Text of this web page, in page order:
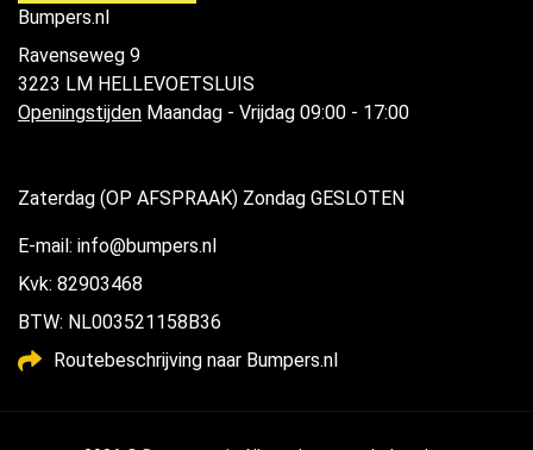
Bumpers.nl
Ravenseweg 9
3223 LM HELLEVOETSLUIS
Openingstijden Maandag - Vrijdag 09:00 - 17:00
Zaterdag (OP AFSPRAAK) Zondag GESLOTEN
E-mail: info@bumpers.nl
Kvk: 82903468
BTW: NL003521158B36
Routebeschrijving naar Bumpers.nl